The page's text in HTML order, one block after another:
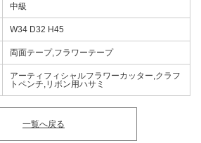
中級
W34 D32 H45
両面テープ,フラワーテープ
アーティフィシャルフラワーカッター,クラフ
トペンチ,リボン用ハサミ
一覧へ戻る